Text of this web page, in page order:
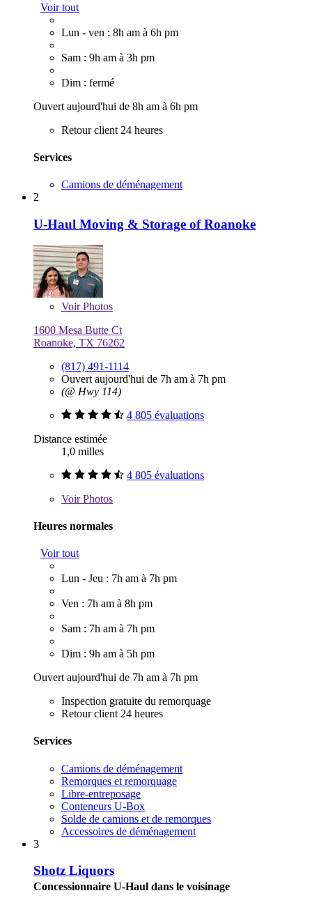
Voir tout
Lun - ven : 8h am à 6h pm
Sam : 9h am à 3h pm
Dim : fermé
Ouvert aujourd'hui de 8h am à 6h pm
Retour client 24 heures
Services
Camions de déménagement
2
U-Haul Moving & Storage of Roanoke
VoirPhotos
1600 Mesa Butte Ct
Roanoke, TX 76262
(817) 491-1114
Ouvert aujourd'hui de 7h am à 7h pm
(@ Hwy 114)
4 805 évaluations
Distance estimée
1,0 milles
4 805 évaluations
VoirPhotos
Heures normales
Voir tout
Lun - Jeu : 7h am à 7h pm
Ven : 7h am à 8h pm
Sam : 7h am à 7h pm
Dim : 9h am à 5h pm
Ouvert aujourd'hui de 7h am à 7h pm
Inspection gratuite du remorquage
Retour client 24 heures
Services
Camions de déménagement
Remorques et remorquage
Libre-entreposage
Conteneurs U-Box
Solde de camions et de remorques
Accessoires de déménagement
3
Shotz Liquors
Concessionnaire U-Haul dans le voisinage